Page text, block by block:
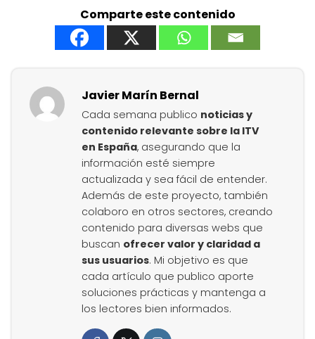
Comparte este contenido
Javier Marín Bernal
Cada semana publico noticias y
contenido relevante sobre la ITV
en España, asegurando que la
información esté siempre
actualizada y sea fácil de entender.
Además de este proyecto, también
colaboro en otros sectores, creando
contenido para diversas webs que
buscan ofrecer valor y claridad a
sus usuarios. Mi objetivo es que
cada artículo que publico aporte
soluciones prácticas y mantenga a
los lectores bien informados.